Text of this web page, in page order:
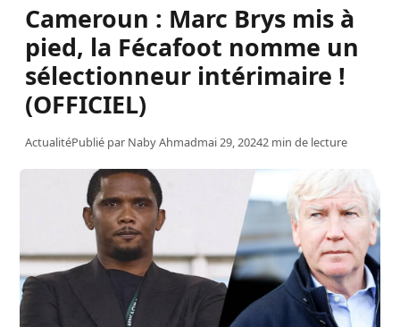
Cameroun : Marc Brys mis à
pied, la Fécafoot nomme un
sélectionneur intérimaire !
(OFFICIEL)
ActualitéPublié par Naby Ahmadmai 29, 20242 min de lecture